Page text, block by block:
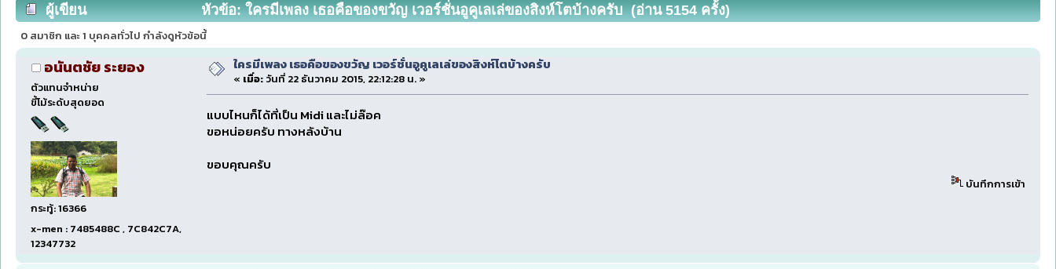
ผู้เขียน หัวข้อ: ใครมีเพลง เธอคือของขวัญ เวอร์ชั่นอูคูเลเล่ของสิงห์โตบ้างครับ (อ่าน 5154 ครั้ง)
0 สมาชิก และ 1 บุคคลทั่วไป กำลังดูหัวข้อนี้
อนันตชัย ระยอง
ตัวแทนจำหน่าย
ขี้โม้ระดับสุดยอด
กระทู้: 16366
x-men : 7485488C , 7C842C7A,
12347732
ใครมีเพลง เธอคือของขวัญ เวอร์ชั่นอูคูเลเล่ของสิงห์โตบ้างครับ
« เมื่อ:วันที่ 22 ธันวาคม 2015, 22:12:28 น. »
แบบไหนก็ได้ที่เป็น Midi และไม่ล๊อค
ขอหน่อยครับ ทางหลังบ้าน
ขอบคุณครับ
บันทึกการเข้า